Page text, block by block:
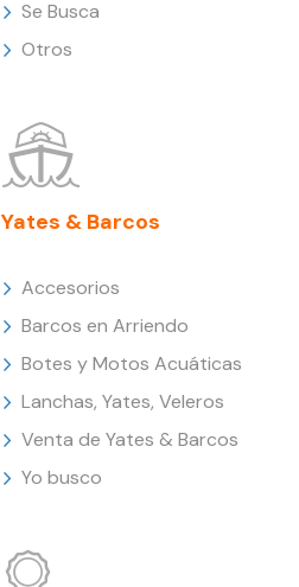
Se Busca
Otros
Yates & Barcos
Accesorios
Barcos en Arriendo
Botes y Motos Acuáticas
Lanchas, Yates, Veleros
Venta de Yates & Barcos
Yo busco